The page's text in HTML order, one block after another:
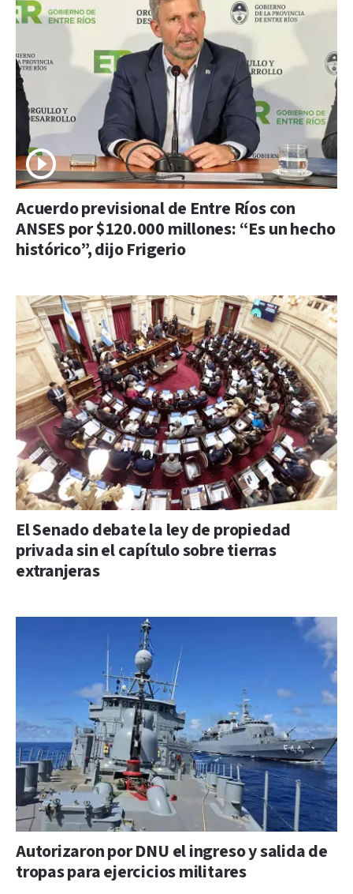
Acuerdo previsional de Entre Ríos con
ANSES por $120.000 millones: “Es un hecho
histórico”, dijo Frigerio
El Senado debate la ley de propiedad
privada sin el capítulo sobre tierras
extranjeras
Autorizaron por DNU el ingreso y salida de
tropas para ejercicios militares